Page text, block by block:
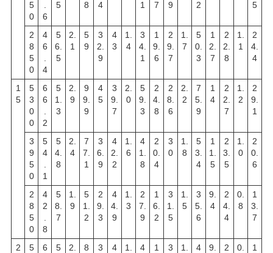
5
0
6
5 8 4 1 7 9 2 5
2
8
5
0
4
6
4
5
6.
5
2.
1
5
9
3
2.
9
4
3
1.
4
3
4.
1
1
9.
6
2
9.
7
1.
7
5
0.
3
1
2.
7
2
2.
8
1.
1
2
4.
4
1
5
5
3
0
0
6
6
2
5
1.
3
2.
9
9
9.
9
4
5
3
9.
7
2.
0
5
9.
3
2
4.
8
2
8.
6
2.
2
7
5.
9
1
4
2
2.
7
1.
2
2
9.
1
3
9
5
0
5
4
1
5
4.
8
2.
4
7
7.
1
3
6.
9
4
2.
2
1.
6
4
1.
8
2
0.
4
3
0
1.
8
5
3.
4
1
1.
5
2
3.
5
1.
0
2
0.
6
2
8
5
0
4
2
8
5
8.
7
1.
9
5
1.
2
2
9.
3
4
4.
9
1.
3
2
7.
9
1
6.
2
3
1.
5
1.
5
3
5.
6
9.
4
2
4.
4
0.
8
1
3.
7
2
5
6
5
2.
8
3
4
1.
4
1
3
1.
4
9.
2
0.
1